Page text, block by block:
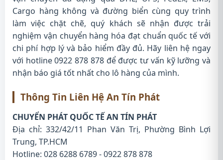
Cargo hàng không và đường biển cùng quy trình
làm việc chặt chẽ, quý khách sẽ nhận được trải
nghiệm vận chuyển hàng hóa đạt chuẩn quốc tế với
chi phí hợp lý và bảo hiểm đầy đủ. Hãy liên hệ ngay
với hotline 0922 878 878 để được tư vấn kỹ lưỡng và
nhận báo giá tốt nhất cho lô hàng của mình.
Thông Tin Liên Hệ An Tín Phát
CHUYỂN PHÁT QUỐC TẾ AN TÍN PHÁT
Địa chỉ: 332/42/11 Phan Văn Trị, Phường Bình Lợi
Trung, TP.HCM
Hotline: 028 6288 6789 - 0922 878 878